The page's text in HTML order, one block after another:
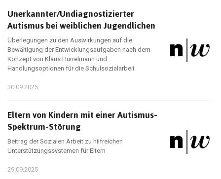
Unerkannter/Undiagnostizierter
Autismus bei weiblichen Jugendlichen
Überlegungen zu den Auswirkungen auf die
Bewältigung der Entwicklungsaufgaben nach dem
Konzept von Klaus Hurrelmann und
Handlungsoptionen für die Schulsozialarbeit
30.09.2025
Eltern von Kindern mit einer Autismus-
Spektrum-Störung
Beitrag der Sozialen Arbeit zu hilfreichen
Unterstützungssystemen für Eltern
29.09.2025